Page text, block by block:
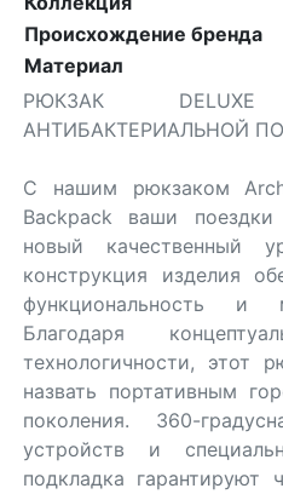
Происхождение бренда
Материал
РЮКЗАК
АНТИБАКТЕРИАЛЬНОЙ
С нашим рюкзаком
Backpack ваши
новый качественный
конструкция изделия
функциональность и
Благодаря
технологичности, этот
назвать портативным
поколения. 360-
устройств и
подкладка гарантируют